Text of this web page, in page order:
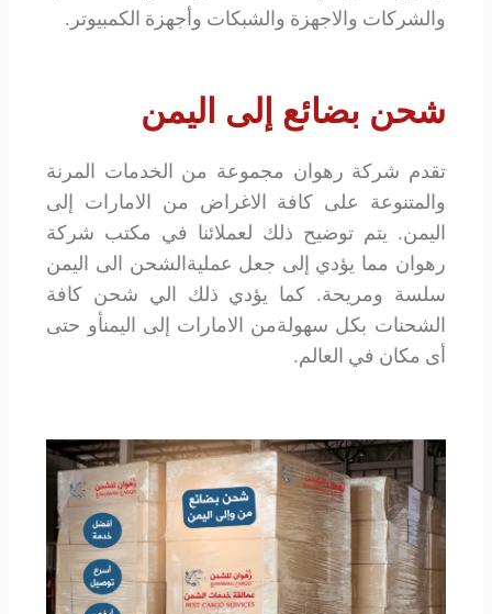
والشركات والاجهزة والشبكات وأجهزة الكمبيوتر.
شحن بضائع إلى اليمن
تقدم شركة رهوان مجموعة من الخدمات المرنة
والمتنوعة على كافة الاغراض من الامارات إلى
اليمن. يتم توضيح ذلك لعملائنا في مكتب شركة
رهوان مما يؤدي إلى جعل عمليةالشحن الى اليمن
سلسة ومريحة. كما يؤدي ذلك الي شحن كافة
الشحنات بكل سهولةمن الامارات إلى اليمنأو حتى
أى مكان في العالم.